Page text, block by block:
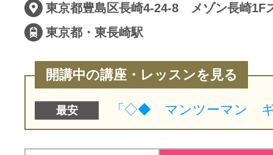
東京都豊島区長崎4-24-8 メゾン長崎1F
東京都・東長崎駅
開講中の講座・レッスンを見る
最安